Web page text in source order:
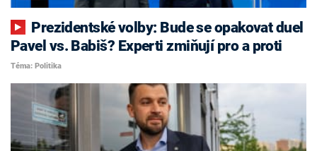
Pavel vs. Babiš? Experti zmiňují pro a proti
Téma: Politika